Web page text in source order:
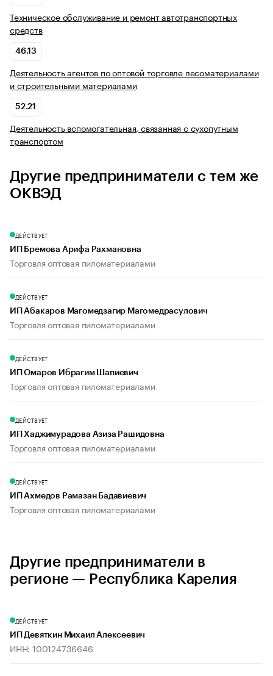
Техническое обслуживание и ремонт автотранспортных
средств
46.13
Деятельность агентов по оптовой торговле лесоматериалами
и строительными материалами
52.21
Деятельность вспомогательная, связанная с сухопутным
транспортом
Другие предприниматели с тем же
ОКВЭД
ДЕЙСТВУЕТ
ИП Бремова Арифа Рахмановна
Торговля оптовая пиломатериалами
ДЕЙСТВУЕТ
ИП Абакаров Магомедзагир Магомедрасулович
Торговля оптовая пиломатериалами
ДЕЙСТВУЕТ
ИП Омаров Ибрагим Шапиевич
Торговля оптовая пиломатериалами
ДЕЙСТВУЕТ
ИП Хаджимурадова Азиза Рашидовна
Торговля оптовая пиломатериалами
ДЕЙСТВУЕТ
ИП Ахмедов Рамазан Бадавиевич
Торговля оптовая пиломатериалами
Другие предприниматели в
регионе — Республика Карелия
ДЕЙСТВУЕТ
ИП Девяткин Михаил Алексеевич
ИНН: 100124736646